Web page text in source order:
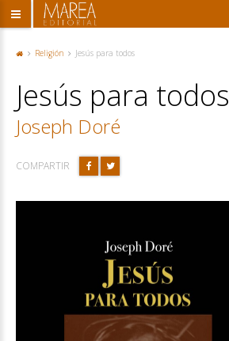
ta
a
Religión Jesús para todos
Jesús para todos
Joseph Doré
COMPARTIR